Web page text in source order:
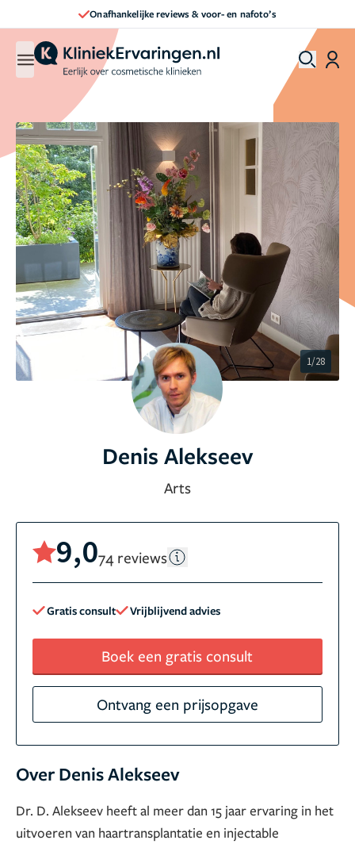
Direct een afspraak maken
1/28
Denis Alekseev
Arts
9,074 reviews
Gratis consult Vrijblijvend advies
Boek een gratis consult
Ontvang een prijsopgave
Over Denis Alekseev
Dr. D. Alekseev heeft al meer dan 15 jaar ervaring in het
uitvoeren van haartransplantatie en injectable